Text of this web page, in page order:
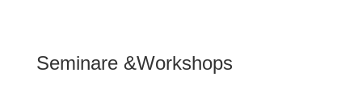
Seminare &Workshops